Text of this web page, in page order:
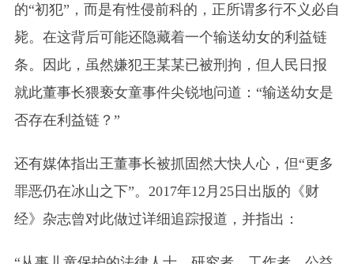
的“初犯”，而是有性侵前科的，正所谓多行不义必自
毙。在这背后可能还隐藏着一个输送幼女的利益链
条。因此，虽然嫌犯王某某已被刑拘，但人民日报
就此董事长猥亵女童事件尖锐地问道：“输送幼女是
否存在利益链？”
还有媒体指出王董事长被抓固然大快人心，但“更多
罪恶仍在冰山之下”。2017年12月25日出版的《财
经》杂志曾对此做过详细追踪报道，并指出：